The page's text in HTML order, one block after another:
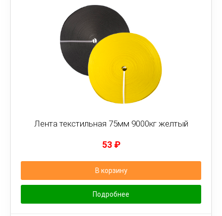
Лента текстильная 75мм 9000кг желтый
53 ₽
В корзину
Подробнее